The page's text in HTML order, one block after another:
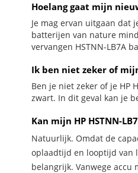
Hoelang gaat mijn
Je mag ervan uitgaan dat
batterijen van nature
vervangen HSTNN-LB7A
Ik ben niet zeker of
Ben je niet zeker of je HP
zwart. In dit geval kan je
Kan mijn HP HSTNN-
Natuurlijk. Omdat de
oplaadtijd en looptijd van
belangrijk. Vanwege